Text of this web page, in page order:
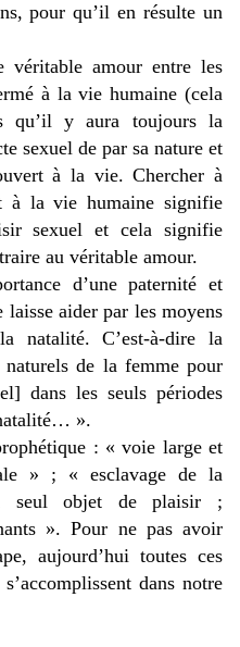
pour qu’il en résulte un
amour entre les
à la vie humaine (cela
qu’il y aura toujours la
sexuel de par sa nature et
à la vie. Chercher à
à la vie humaine signifie
sexuel et cela signifie
au véritable amour.
d’une paternité et
laisse aider par les moyens
natalité. C’est-à-dire la
de la femme pour
dans les seuls périodes
».
: « voie large et
» ; « esclavage de la
seul objet de plaisir ;
». Pour ne pas avoir
aujourd’hui toutes ces
dans notre